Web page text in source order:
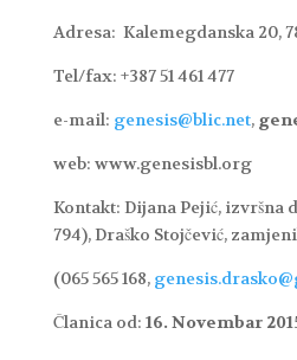
Adresa: Kalemegdanska 20,
Tel/fax: +387 51 461 477
e-mail: genesis@blic.net,
web: www.genesisbl.org
Kontakt: Dijana Pejić, izvršna
794), Draško Stojčević,
(065 565 168,
Članica od: 16. Novembar